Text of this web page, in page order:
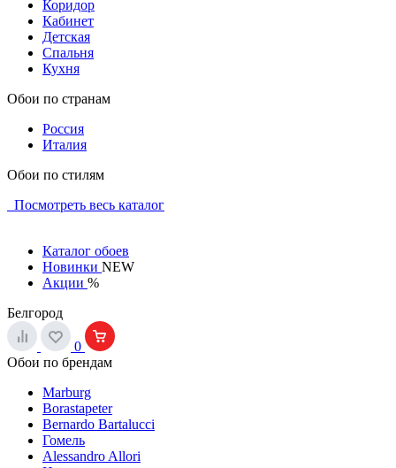
Коридор
Кабинет
Детская
Спальня
Кухня
Обои по странам
Россия
Италия
Обои по стилям
Посмотреть весь каталог
Каталог обоев
Новинки NEW
Акции %
Белгород
0
Обои по брендам
Marburg
Borastapeter
Bernardo Bartalucci
Гомель
Alessandro Allori